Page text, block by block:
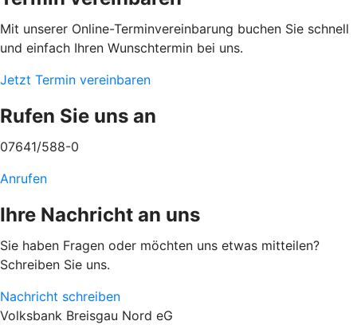
Mit unserer Online-Terminvereinbarung buchen Sie schnell
und einfach Ihren Wunschtermin bei uns.
Jetzt Termin vereinbaren
Rufen Sie uns an
07641/588-0
Anrufen
Ihre Nachricht an uns
Sie haben Fragen oder möchten uns etwas mitteilen?
Schreiben Sie uns.
Nachricht schreiben
Volksbank Breisgau Nord eG